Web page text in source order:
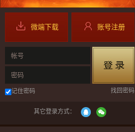
微端下载 账号注册
帐号
密码
找回密码
记住密码
其它登录方式：